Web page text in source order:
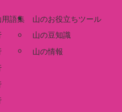
語集
山のお役立ちツール
山の豆知識
山の情報